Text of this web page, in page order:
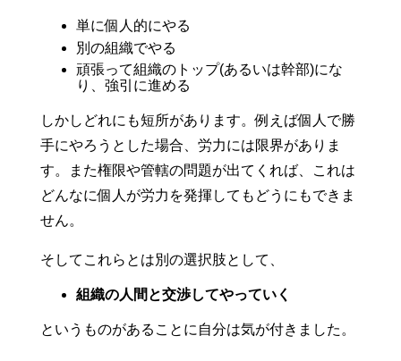
単に個人的にやる
別の組織でやる
頑張って組織のトップ(あるいは幹部)にな
り、強引に進める
しかしどれにも短所があります。例えば個人で勝
手にやろうとした場合、労力には限界がありま
す。また権限や管轄の問題が出てくれば、これは
どんなに個人が労力を発揮してもどうにもできま
せん。
そしてこれらとは別の選択肢として、
組織の人間と交渉してやっていく
というものがあることに自分は気が付きました。